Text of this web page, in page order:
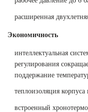
расширенная
Экономичность
интеллектуальная
регулирования
поддержание
теплоизоляция корпуса
встроенный